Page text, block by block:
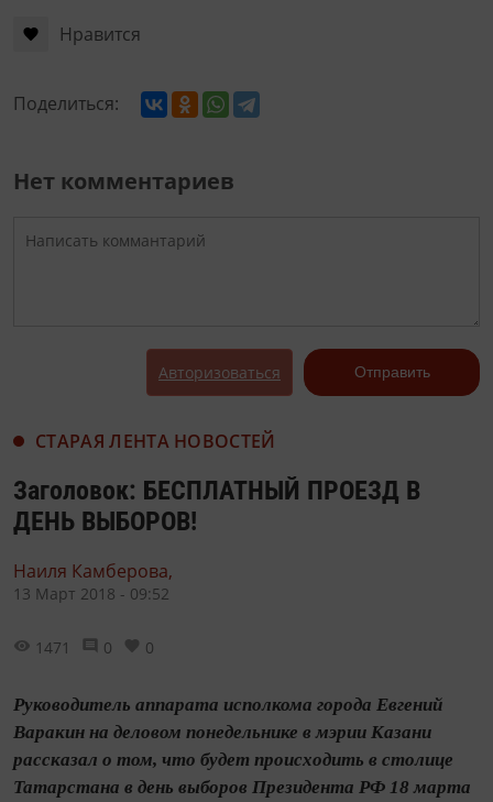
Нравится
Поделиться:
Нет комментариев
Авторизоваться Отправить
СТАРАЯ ЛЕНТА НОВОСТЕЙ
Заголовок: БЕСПЛАТНЫЙ ПРОЕЗД В
ДЕНЬ ВЫБОРОВ!
Наиля Камберова,
13 Март 2018 - 09:52
1471 0 0
Руководитель аппарата исполкома города Евгений
Варакин на деловом понедельнике в мэрии Казани
рассказал о том, что будет происходить в столице
Татарстана в день выборов Президента РФ 18 марта